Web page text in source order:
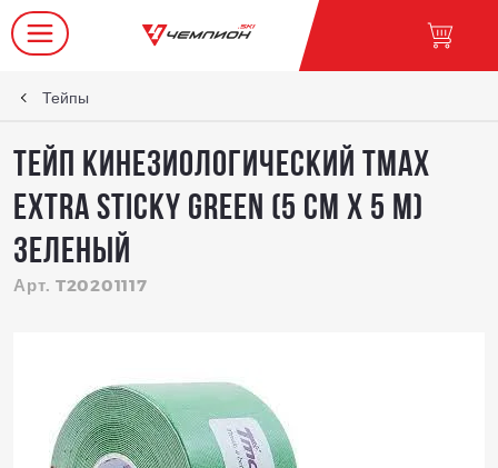
Тейпы
Тейп кинезиологический Tmax
Extra Sticky Green (5 см x 5 м)
зеленый
Арт. T20201117